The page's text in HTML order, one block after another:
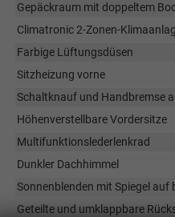
Gepäckraum mit doppeltem
Climatronic 2-Zonen-
Farbige Lüftungsdüsen
Sitzheizung vorne
Schaltknauf und Handbremse
Höhenverstellbare Vordersitze
Multifunktionslederlenkrad
Dunkler Dachhimmel
Sonnenblenden mit Spiegel
Geteilte und umklappbare